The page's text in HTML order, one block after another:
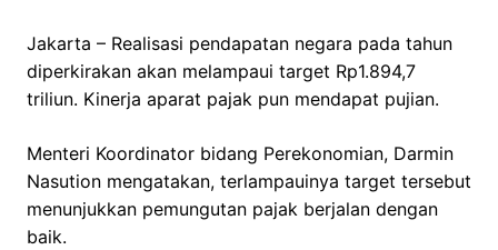
Jakarta – Realisasi pendapatan negara pada tahun
diperkirakan akan melampaui target Rp1.894,7
triliun. Kinerja aparat pajak pun mendapat pujian.
Menteri Koordinator bidang Perekonomian, Darmin
Nasution mengatakan, terlampauinya target tersebut
menunjukkan pemungutan pajak berjalan dengan
baik.